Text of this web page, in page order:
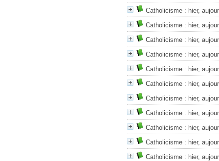
Catholicisme : hier,
Catholicisme : hier,
Catholicisme : hier,
Catholicisme : hier,
Catholicisme : hier,
Catholicisme : hier,
Catholicisme : hier,
Catholicisme : hier,
Catholicisme : hier,
Catholicisme : hier,
Catholicisme : hier,